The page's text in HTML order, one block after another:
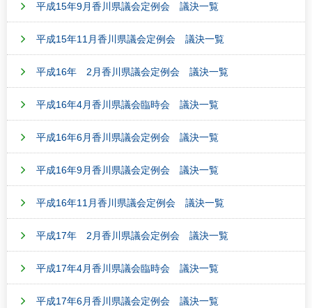
平成15年9月香川県議会定例会 議決一覧
平成15年11月香川県議会定例会 議決一覧
平成16年 2月香川県議会定例会 議決一覧
平成16年4月香川県議会臨時会 議決一覧
平成16年6月香川県議会定例会 議決一覧
平成16年9月香川県議会定例会 議決一覧
平成16年11月香川県議会定例会 議決一覧
平成17年 2月香川県議会定例会 議決一覧
平成17年4月香川県議会臨時会 議決一覧
平成17年6月香川県議会定例会 議決一覧